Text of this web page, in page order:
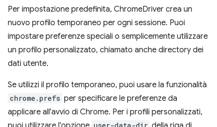
Per impostazione predefinita, ChromeDriver crea un
nuovo profilo temporaneo per ogni sessione. Puoi
impostare preferenze speciali o semplicemente utilizzare
un profilo personalizzato, chiamato anche directory dei
dati utente.
Se utilizzi il profilo temporaneo, puoi usare la funzionalità
chrome.prefs per specificare le preferenze da
applicare all'avvio di Chrome. Per i profili personalizzati,